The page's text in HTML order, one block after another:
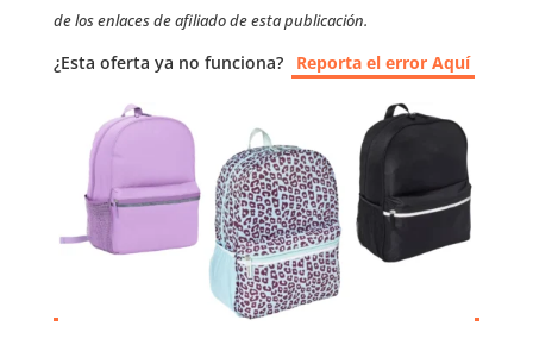
de los enlaces de afiliado de esta publicación.
¿Esta oferta ya no funciona? Reporta el error Aquí